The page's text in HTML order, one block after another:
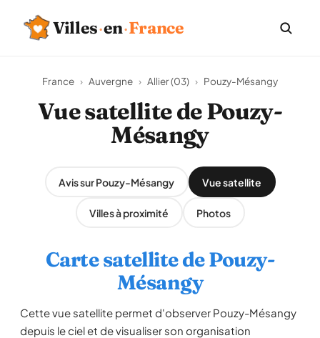
Villes·en·France
France › Auvergne › Allier (03) › Pouzy-Mésangy
Vue satellite de Pouzy-
Mésangy
Avis sur Pouzy-Mésangy Vue satellite
Villes à proximité Photos
Carte satellite de Pouzy-
Mésangy
Cette vue satellite permet d'observer Pouzy-Mésangy
depuis le ciel et de visualiser son organisation